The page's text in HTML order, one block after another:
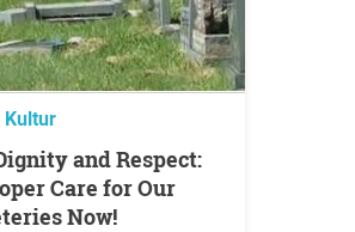
Kultur
Care for Our
Now!